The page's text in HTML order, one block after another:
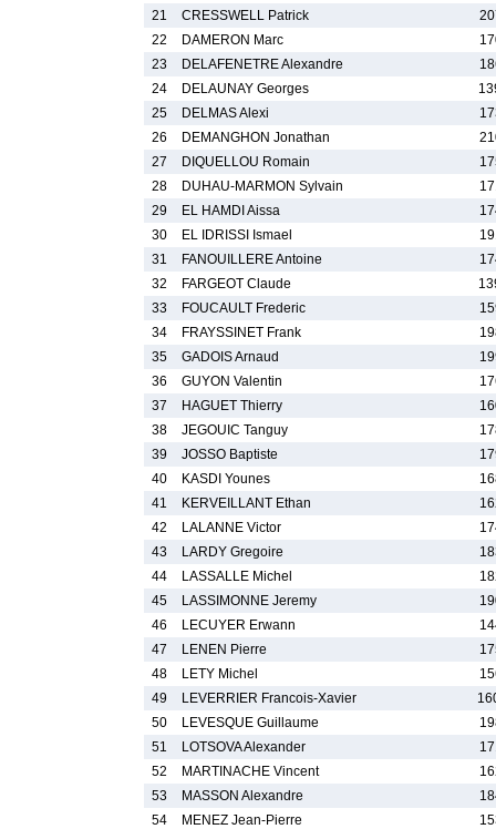
21
CRESSWELL Patrick
22
DAMERON Marc
23
DELAFENETRE Alexandre
24
DELAUNAY Georges
25
DELMAS Alexi
26
DEMANGHON Jonathan
27
DIQUELLOU Romain
28
DUHAU-MARMON Sylvain
29
EL HAMDI Aissa
30
EL IDRISSI Ismael
31
FANOUILLERE Antoine
32
FARGEOT Claude
33
FOUCAULT Frederic
34
FRAYSSINET Frank
35
GADOIS Arnaud
36
GUYON Valentin
37
HAGUET Thierry
38
JEGOUIC Tanguy
39
JOSSO Baptiste
40
KASDI Younes
41
KERVEILLANT Ethan
42
LALANNE Victor
43
LARDY Gregoire
44
LASSALLE Michel
45
LASSIMONNE Jeremy
46
LECUYER Erwann
47
LENEN Pierre
48
LETY Michel
49
LEVERRIER Francois-Xavier
50
LEVESQUE Guillaume
51
LOTSOVA Alexander
52
MARTINACHE Vincent
53
MASSON Alexandre
54
MENEZ Jean-Pierre